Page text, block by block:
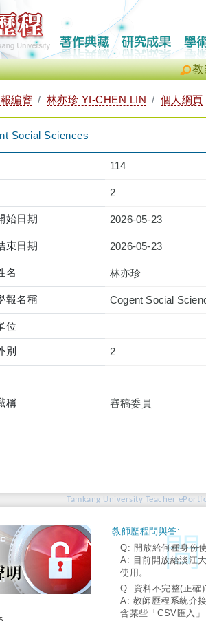
教
編審 林亦珍 YI-CHEN LIN 個人網頁
Social Sciences
114
2
始日期 2026-05-23
束日期 2026-05-23
名 林亦珍
報名稱 Cogent Social
位
別 2
稱 審稿委員
Tamkang University Teacher
教師歷程問與答:
Q: 開放給何種身份
A: 目前開放給淡江
使用。
Q: 資料不完整(正確
A: 教師歷程系統介
含某些「CSV匯入